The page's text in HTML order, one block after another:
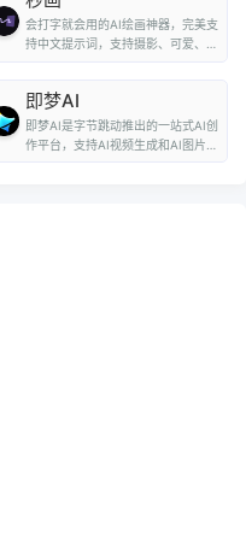
会打字就会用的AI绘画神器，完美支
持中文提示词，支持摄影、可爱、精
即梦AI
即梦AI是字节跳动推出的一站式AI创
作平台，支持AI视频生成和AI图片生